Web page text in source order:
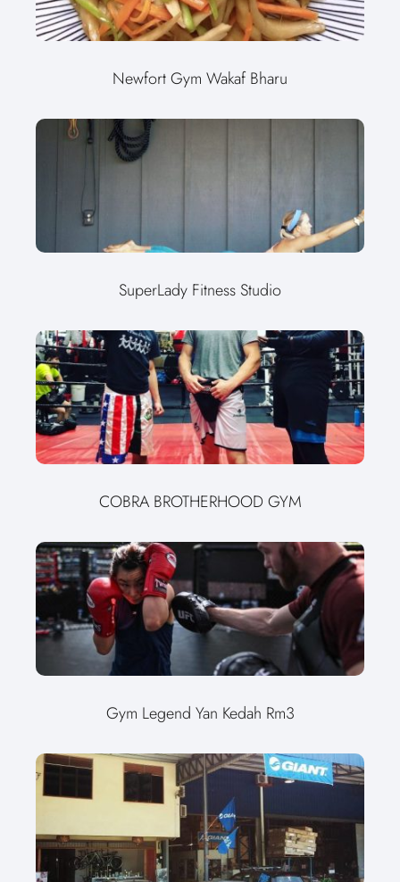
Newfort Gym Wakaf Bharu
SuperLady Fitness Studio
COBRA BROTHERHOOD GYM
Gym Legend Yan Kedah Rm3